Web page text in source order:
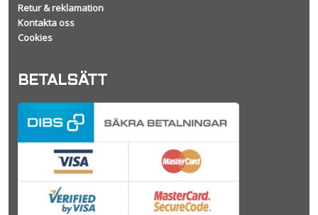
Retur & reklamation
Kontakta oss
Cookies
BETALSÄTT